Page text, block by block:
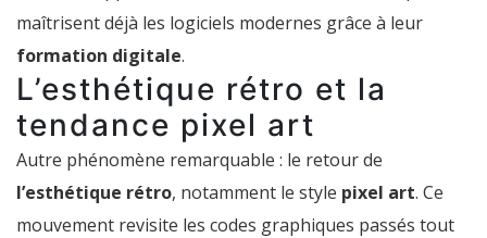
maîtrisent déjà les logiciels modernes grâce à leur
formation digitale.
L’esthétique rétro et la
tendance pixel art
Autre phénomène remarquable : le retour de
l’esthétique rétro, notamment le style pixel art. Ce
mouvement revisite les codes graphiques passés tout